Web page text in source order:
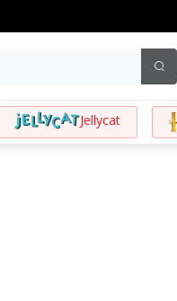
Jellycat